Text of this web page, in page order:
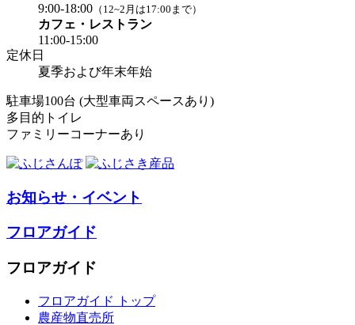
9:00-18:00 （12~2月は17:00まで）
カフェ・レストラン
11:00-15:00
定休日
夏季および年末年始
駐車場100台 (大型車両スペースあり)
多目的トイレ
ファミリーコーナーあり
お知らせ・イベント
フロアガイド
フロアガイド
フロアガイド トップ
農産物直売所